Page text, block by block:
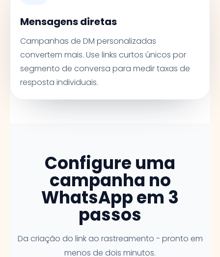
Mensagens diretas
Campanhas de DM personalizadas
convertem mais. Use links curtos únicos por
segmento de conversa para medir taxas de
resposta individuais.
Configure uma
campanha no
WhatsApp em 3
passos
Da criação do link ao rastreamento - pronto em
menos de dois minutos.